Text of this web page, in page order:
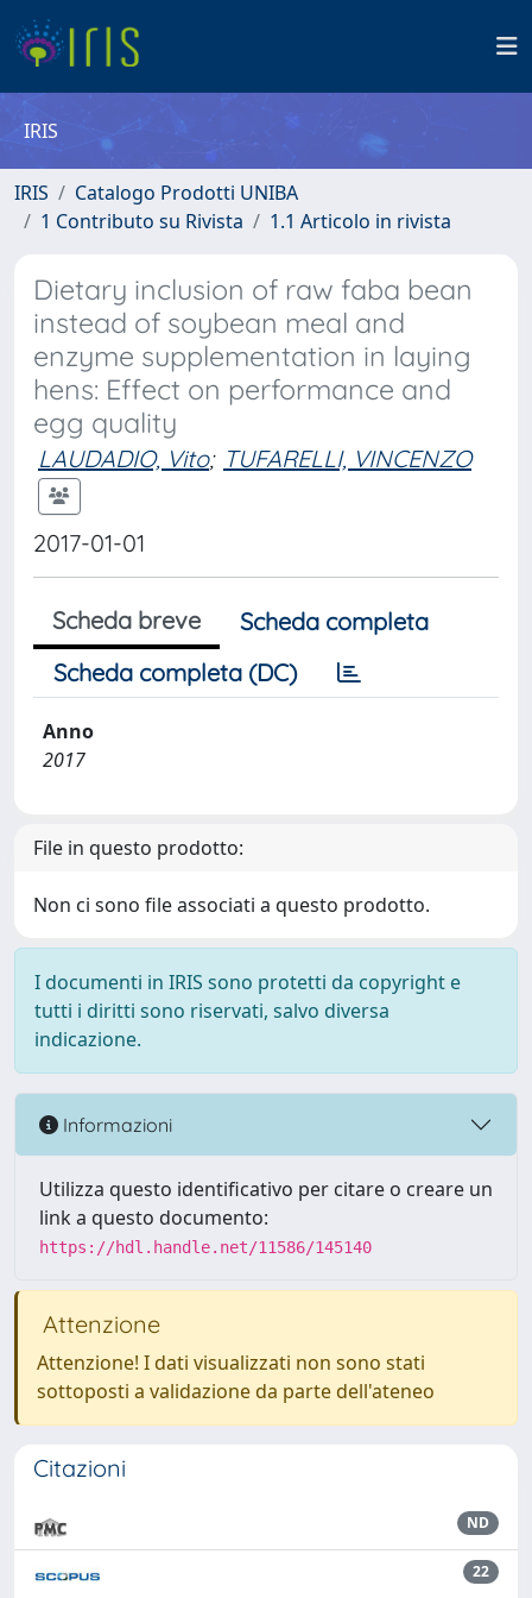
IRIS
IRIS
Catalogo Prodotti UNIBA
1 Contributo su Rivista
1.1 Articolo in rivista
Dietary inclusion of raw faba bean
instead of soybean meal and
enzyme supplementation in laying
hens: Effect on performance and
egg quality
LAUDADIO, Vito; TUFARELLI, VINCENZO
2017-01-01
Scheda breve
Scheda completa
Scheda completa (DC)
Anno
2017
File in questo prodotto:
Non ci sono file associati a questo prodotto.
I documenti in IRIS sono protetti da copyright e
tutti i diritti sono riservati, salvo diversa
indicazione.
Informazioni
Utilizza questo identificativo per citare o creare un
link a questo documento:
https://hdl.handle.net/11586/145140
Attenzione
Attenzione! I dati visualizzati non sono stati
sottoposti a validazione da parte dell'ateneo
Citazioni
ND
22